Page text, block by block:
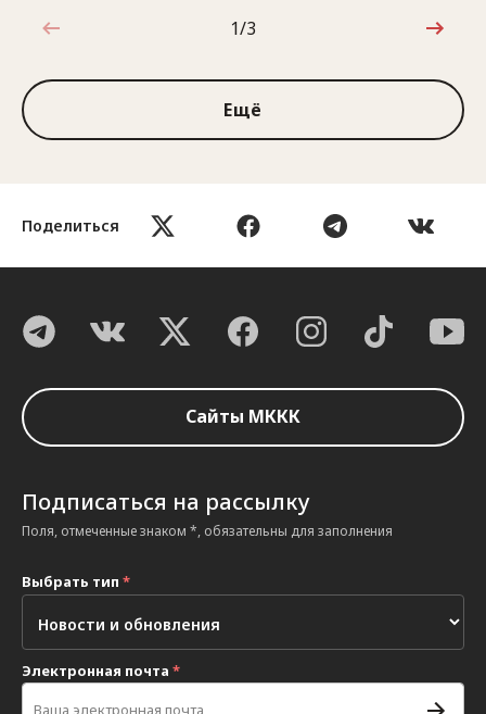
Поделиться
1 из 3
1/3
Ещё
Сайты МККК
Подписаться на рассылку
Поля, отмеченные знаком *, обязательны для заполнения
Выбрать тип *
Электронная почта *